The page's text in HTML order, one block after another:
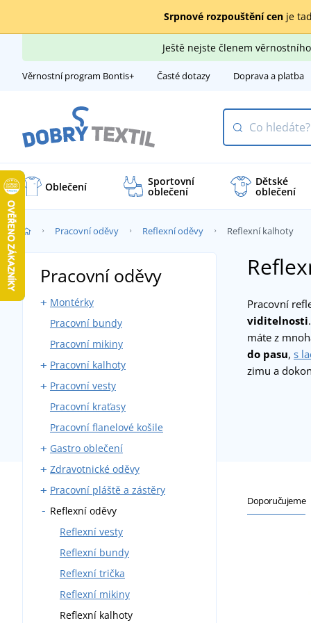
Srpnové rozpouštění cenje
Ještě nejste členem
Věrnostní program Bontis+ Časté dotazy Doprava a platba
Oblečení Sportovní
oblečení
Dětské
oblečení
Pracovní oděvy Reflexní oděvy Reflexní kalhoty
Pracovní
viditelnosti
máte z
do pasu, s
zimu a
Pracovní oděvy
Montérky
Montérky s laclem
Montérky do pasu
Blůzy
Montérkové komplety
Pracovní kombinézy
Zateplené montérky
Pracovní bundy
Pracovní mikiny
Pracovní kalhoty
Kalhoty do pasu
Kalhoty s laclem
Pracovní vesty
S kapsami
Zateplené
Pracovní kraťasy
Pracovní flanelové košile
Gastro oblečení
Pracovní kalhoty
Zástěry
Pláště
Košile a haleny
Kuchařské rondony
Kuchařské čepice
Vesty a mikiny
Kravaty
Zdravotnické oděvy
Zdravotnické haleny a košile
Zdravotnické pláště
Zdravotnické kalhoty
Zdravotnické vesty a mikiny
Pracovní pláště a zástěry
Kovářské zástěry
Svářečské zástěry
Reflexní oděvy
Reflexní vesty
Reflexní bundy
Reflexní trička
Reflexní mikiny
Reflexní kalhoty
Doporučujeme